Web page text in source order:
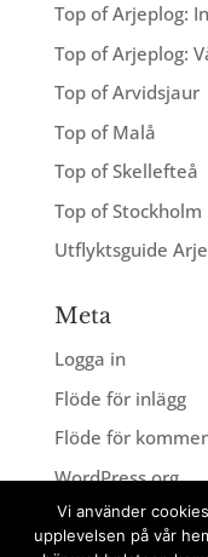
Top of Arjeplog:
Top of Arjeplog:
Top of Arvidsjaur
Top of Malå
Top of Skellefteå
Top of Stockholm
Utflyktsguide
Meta
Logga in
Flöde för inlägg
Flöde för
WordPress.org
Vi använder
upplevelsen på vår